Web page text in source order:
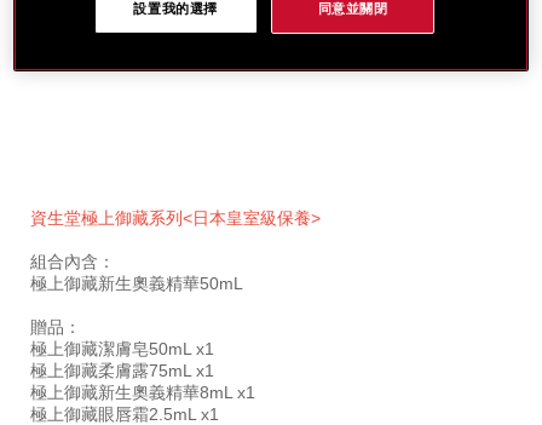
節shiseido.com.tw/
%E8%B2%B71%E9%80%814-
SB000002409.html
目
編
號。
SB000002409
資生堂極上御藏系列<日本皇室級保養>
組合內含：
極上御藏新生奧義精華50mL
贈品：
極上御藏潔膚皂50mL x1
極上御藏柔膚露75mL x1
極上御藏新生奧義精華8mL x1
極上御藏眼唇霜2.5mL x1
設置我的選擇 同意並關閉